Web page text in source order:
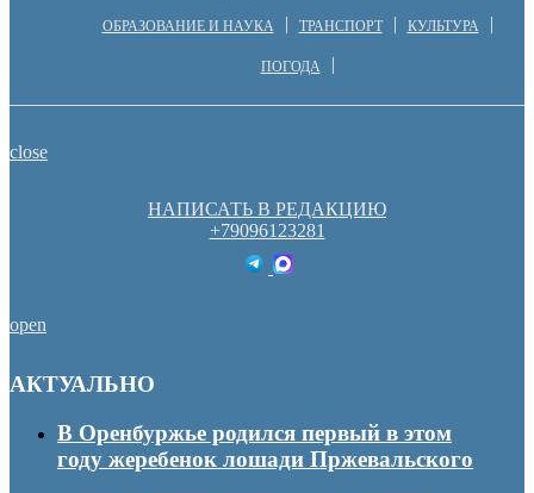
ОБРАЗОВАНИЕ И НАУКА ТРАНСПОРТ КУЛЬТУРА
ПОГОДА
close
НАПИСАТЬ В РЕДАКЦИЮ
+79096123281
open
АКТУАЛЬНО
В Оренбуржье родился первый в этом
году жеребенок лошади Пржевальского